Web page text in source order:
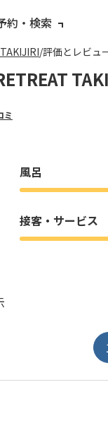
約・検索
評価とレビュ
ミ
風呂
接客・サービス